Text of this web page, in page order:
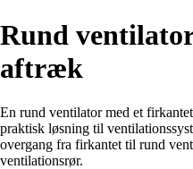
Rund
aftræk
En rund ventilator med et
praktisk løsning til
overgang fra firkantet til rund
ventilationsrør.